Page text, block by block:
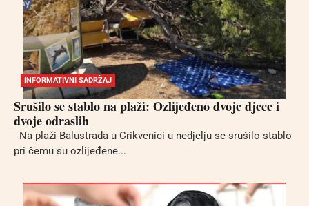
INFORMATIVNI SADRŽAJ
Srušilo se stablo na plaži: Ozlijeđeno dvoje djece i
dvoje odraslih
Na plaži Balustrada u Crikvenici u nedjelju se srušilo stablo
pri čemu su ozlijeđene...